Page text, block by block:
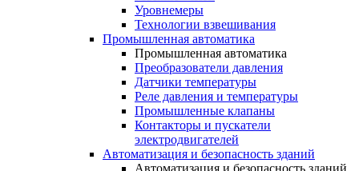
Уровнемеры
Технологии взвешивания
Промышленная автоматика
Промышленная автоматика
Преобразователи давления
Датчики температуры
Реле давления и температуры
Промышленные клапаны
Контакторы и пускатели
электродвигателей
Автоматизация и безопасность зданий
Автоматизация и безопасность зданий